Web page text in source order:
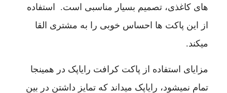
های کاغذی، تصمیم بسیار مناسبی است. استفاده
از این پاکت ها احساس خوبی را به مشتری القا
میکند.
مزایای استفاده از پاکت کرافت رایاپک در همینجا
تمام نمیشود، رایاپک میداند که تمایز داشتن در بین